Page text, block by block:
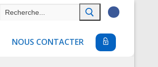
Rechercher
NOUS CONTACTER